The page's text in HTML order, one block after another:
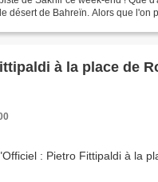
désert de Bahreïn. Alors que l'on
à la place de